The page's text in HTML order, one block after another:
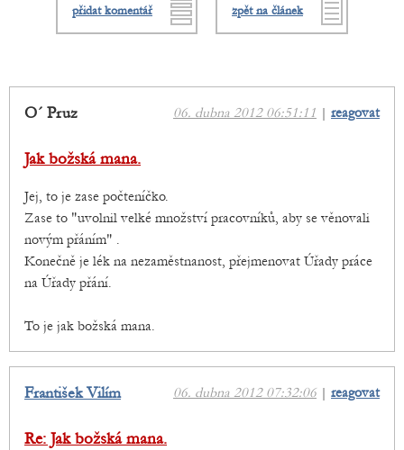
přidat komentář zpět na článek
06. dubna 2012 06:51:11 | reagovat
O´ Pruz
Jak božská mana.
Jej, to je zase počteníčko.
Zase to "uvolnil velké množství pracovníků, aby se věnovali
novým přáním" .
Konečně je lék na nezaměstnanost, přejmenovat Úřady práce
na Úřady přání.
To je jak božská mana.
06. dubna 2012 07:32:06 | reagovat
František Vilím
Re: Jak božská mana.